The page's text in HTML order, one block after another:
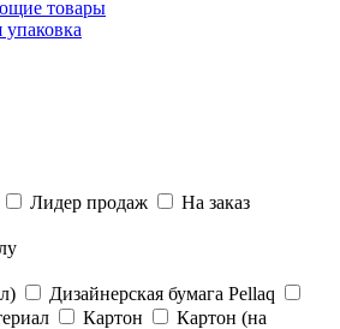
товары
Лидер продаж
На заказ
Дизайнерская бумага Pellaq
Картон
Картон (на